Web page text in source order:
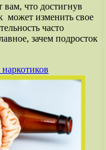
что достигнув
может изменить свое
часто
зачем подросток